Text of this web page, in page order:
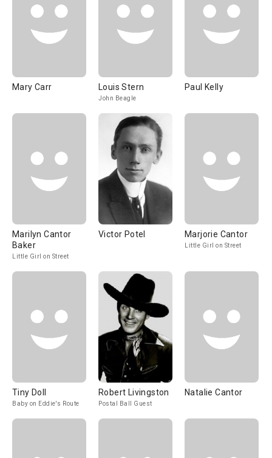
Mary Carr Louis Stern
John Beagle
Paul Kelly
Marilyn Cantor
Baker
Little Girl on Street
Victor Potel Marjorie Cantor
Little Girl on Street
Tiny Doll
Baby on Eddie's Route
Robert Livingston
Postal Ball Guest
Natalie Cantor